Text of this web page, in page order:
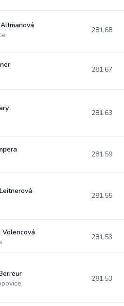
281.68
281.67
281.63
281.59
281.55
Volencová
281.53
281.53